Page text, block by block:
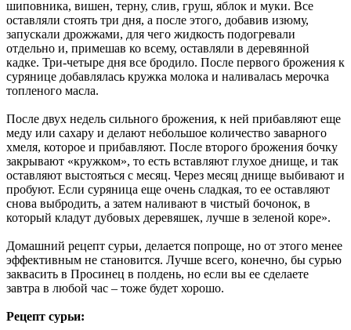
шиповника, вишен, терну, слив, груш, яблок и муки. Все
оставляли стоять три дня, а после этого, добавив изюму,
запускали дрожжами, для чего жидкость подогревали
отдельно и, примешав ко всему, оставляли в деревянной
кадке. Три-четыре дня все бродило. После первого брожения к
сурянице добавлялась кружка молока и наливалась мерочка
топленого масла.
После двух недель сильного брожения, к ней прибавляют еще
меду или сахару и делают небольшое количество заварного
хмеля, которое и прибавляют. После второго брожения бочку
закрывают «кружком», то есть вставляют глухое днище, и так
оставляют выстояться с месяц. Через месяц днище выбивают и
пробуют. Если суряница еще очень сладкая, то ее оставляют
снова выбродить, а затем наливают в чистый бочонок, в
который кладут дубовых деревяшек, лучше в зеленой коре».
Домашний рецепт сурьи, делается попроще, но от этого менее
эффективным не становится. Лучше всего, конечно, бы сурью
заквасить в Просинец в полдень, но если вы ее сделаете
завтра в любой час – тоже будет хорошо.
Рецепт сурьи: